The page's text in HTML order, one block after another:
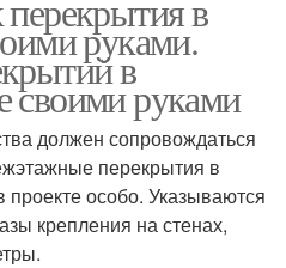
перекрытия в
руками.
в
своими руками
должен сопровождаться
перекрытия в
особо. Указываются
крепления на стенах,